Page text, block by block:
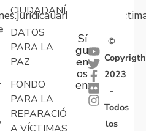
CIUDADANÍA
DATOS
PARA LA
PAZ
FONDO
PARA LA
REPARACIÓN
Sí
gu
en
os
en:
©
Copyrigth
2023
-
Todos
los